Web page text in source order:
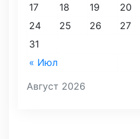
Август 2026
« Июл
17
18 19 20
24
25 26 27
31